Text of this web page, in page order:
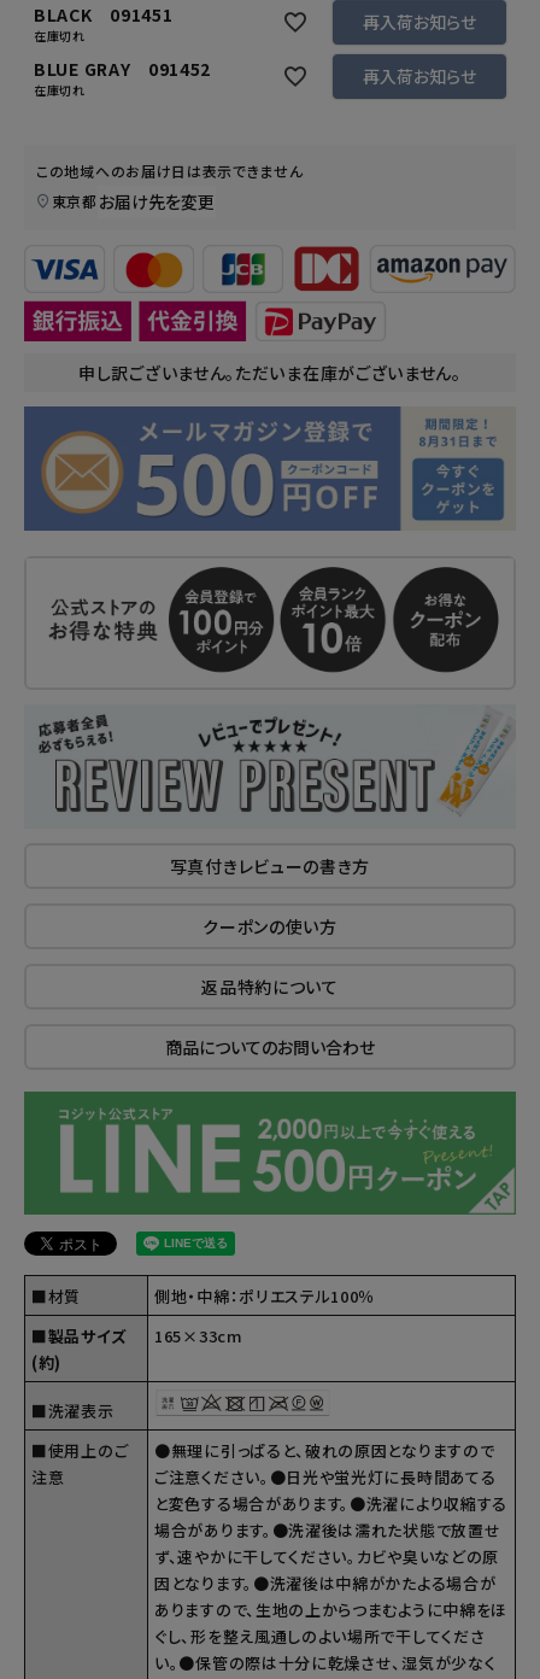
BLACK 091451
在庫切れ
再入荷お知らせ
BLUE GRAY 091452
在庫切れ
再入荷お知らせ
この地域へのお届け日は表示できません
東京都 お届け先を変更
申し訳ございません。ただいま在庫がございません。
写真付きレビューの書き方
クーポンの使い方
返品特約について
商品についてのお問い合わせ
■材質
側地・中綿：ポリエステル100％
■製品サイズ
(約)
165×33cm
■洗濯表示
■使用上のご
注意
●無理に引っぱると、破れの原因となりますので
ご注意ください。●日光や蛍光灯に長時間あてる
と変色する場合があります。●洗濯により収縮する
場合があります。●洗濯後は濡れた状態で放置せ
ず、速やかに干してください。カビや臭いなどの原
因となります。●洗濯後は中綿がかたよる場合が
ありますので、生地の上からつまむように中綿をほ
ぐし、形を整え風通しのよい場所で干してくださ
い。●保管の際は十分に乾燥させ、湿気が少なく